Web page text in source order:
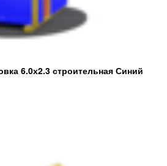
6.0х2.3 строительная Синий